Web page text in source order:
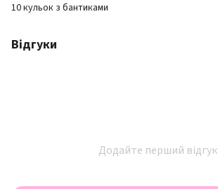
10 кульок з бантиками
Відгуки
Додайте перший відгук